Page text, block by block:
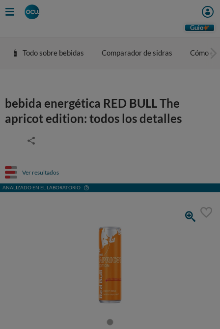
Guio
Todo sobre bebidas Comparador de sidras Cómo
bebida energética RED BULL The
apricot edition: todos los detalles
Ver resultados
ANALIZADO EN EL LABORATORIO